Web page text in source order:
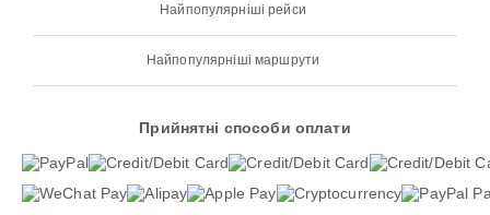
Найпопулярніші рейси
Найпопулярніші маршрути
Прийнятні способи оплати